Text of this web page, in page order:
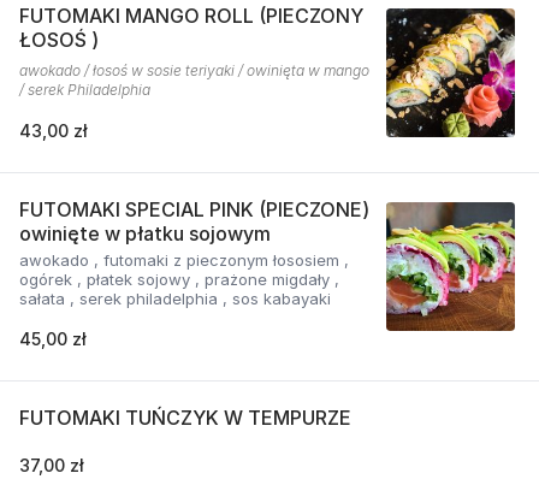
FUTOMAKI MANGO ROLL (PIECZONY
ŁOSOŚ )
awokado / łosoś w sosie teriyaki / owinięta w mango
/ serek Philadelphia
43,00 zł
FUTOMAKI SPECIAL PINK (PIECZONE)
owinięte w płatku sojowym
awokado , futomaki z pieczonym łososiem ,
ogórek , płatek sojowy , prażone migdały ,
sałata , serek philadelphia , sos kabayaki
45,00 zł
FUTOMAKI TUŃCZYK W TEMPURZE
37,00 zł